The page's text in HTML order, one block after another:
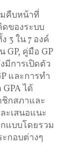
มคืบหน้าที่
ดของระบบ
3 ใน 7 องค์
GP, คู่มือ GP
มีการเปิดตัว
และการทำ
ได้
กสภาและ
ะเสนอแนะ
แบบโดยรวม
ะกอบต่างๆ